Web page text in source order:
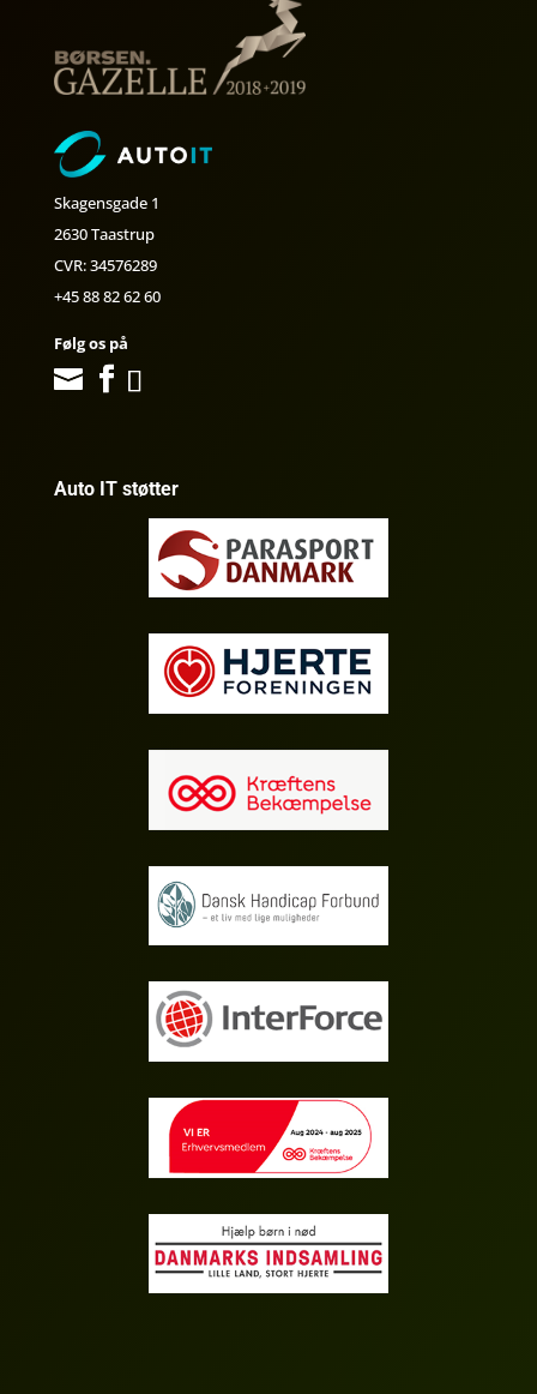
Skagensgade 1
2630 Taastrup
CVR: 34576289
+45 88 82 62 60
Følg os på
Auto IT støtter